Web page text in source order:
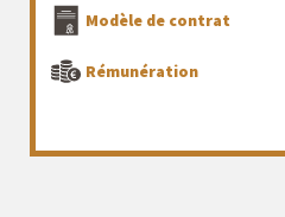
Modèle de contrat
Rémunération